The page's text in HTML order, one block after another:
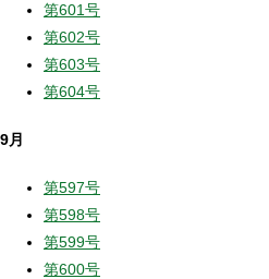
第601号
第602号
第603号
第604号
9月
第597号
第598号
第599号
第600号